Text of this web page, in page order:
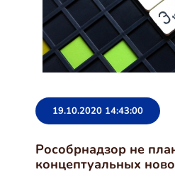
19.10.2020 14:43:00
Рособрнадзор не
концептуальных